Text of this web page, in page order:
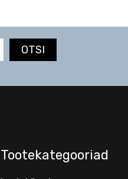
OTSI
Tootekategooriad